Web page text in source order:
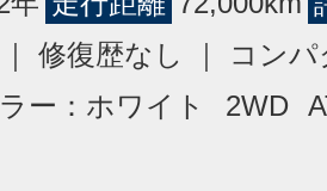
修復歴なし ｜ コン
ー：ホワイト 2WD